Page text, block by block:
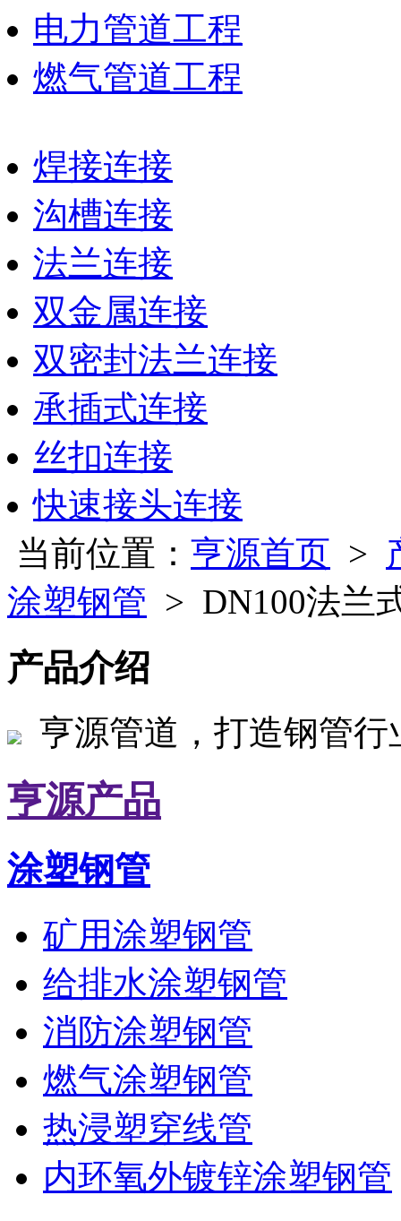
电力管道工程
燃气管道工程
焊接连接
沟槽连接
法兰连接
双金属连接
双密封法兰连接
承插式连接
丝扣连接
快速接头连接
当前位置： 亨源首页 >
涂塑钢管 > DN100法兰
产品介绍
亨源管道，打造钢管
亨源产品
涂塑钢管
矿用涂塑钢管
给排水涂塑钢管
消防涂塑钢管
燃气涂塑钢管
热浸塑穿线管
内环氧外镀锌涂塑钢管